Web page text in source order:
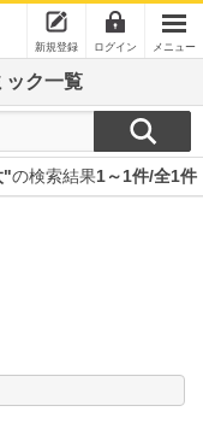
新規登録 ログイン メニュー
ック一覧
"の検索結果1～1件/全1件